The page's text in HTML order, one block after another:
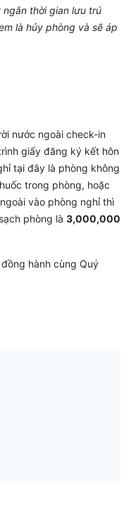
thời gian lưu trú
là hủy phòng và sẽ áp
nước ngoài check-in
giấy đăng ký kết hôn
tại đây là phòng không
trong phòng, hoặc
vào phòng nghỉ thì
phòng là 3,000,000
hành cùng Quý